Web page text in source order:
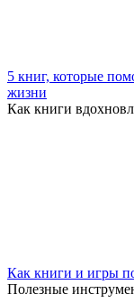
5 книг, которые
жизни
Как книги
Как книги и игры
Полезные